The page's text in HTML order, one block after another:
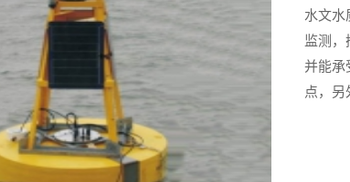
水文水
监测，
并能承
点，